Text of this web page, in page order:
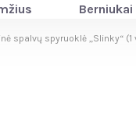
Berniukai
spalvų spyruoklė „Slinky“ (1